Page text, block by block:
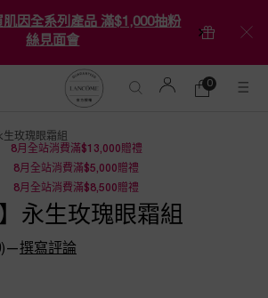
肌因全系列產品 滿$1,000抽粉
絲見面會
購
0
0 product in
生玫瑰眼霜組
8月全站消費滿$13,000贈禮
8月全站消費滿$5,000贈禮
8月全站消費滿$8,500贈禮
永生玫瑰眼霜組
—撰寫評論